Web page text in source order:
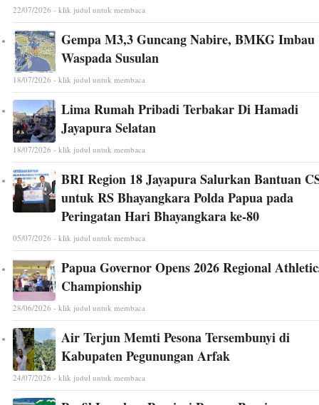
22/07/2026 - klik judul untuk membaca
Gempa M3,3 Guncang Nabire, BMKG Imbau
Waspada Susulan
18/07/2026 - klik judul untuk membaca
Lima Rumah Pribadi Terbakar Di Hamadi
Jayapura Selatan
18/07/2026 - klik judul untuk membaca
BRI Region 18 Jayapura Salurkan Bantuan
untuk RS Bhayangkara Polda Papua pada
Peringatan Hari Bhayangkara ke-80
05/07/2026 - klik judul untuk membaca
Papua Governor Opens 2026 Regional
Championship
28/06/2026 - klik judul untuk membaca
Air Terjun Memti Pesona Tersembunyi di
Kabupaten Pegunungan Arfak
24/07/2026 - klik judul untuk membaca